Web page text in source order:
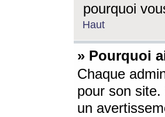
pourquoi
Haut
» Pourquoi
Chaque
pour son site.
un